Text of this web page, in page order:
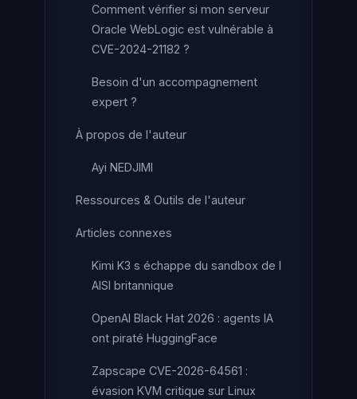
Comment vérifier si mon serveur
Oracle WebLogic est vulnérable à
CVE-2024-21182 ?
Besoin d'un accompagnement
expert ?
À propos de l'auteur
Ayi NEDJIMI
Ressources & Outils de l'auteur
Articles connexes
Kimi K3 s échappe du sandbox de l
AISI britannique
OpenAI Black Hat 2026 : agents IA
ont piraté HuggingFace
Zapscape CVE-2026-64561 :
évasion KVM critique sur Linux